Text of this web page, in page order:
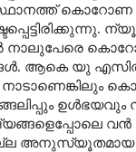
കൊറോണ
നാലുപേരെ
ആകെ യു എസിൽ
വൻ
അനുസ്യൂതമായ